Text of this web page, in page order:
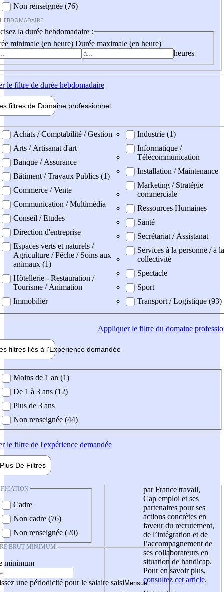
Non renseignée (76)
la durée hebdomadaire :
minimale (en heure) Durée maximale (en heure)
heures
le filtre de durée hebdomadaire
filtres de Domaine professionnel
professionel
Achats / Comptabilité / Gestion
Arts / Artisanat d'art
Banque / Assurance
Bâtiment / Travaux Publics (1)
Commerce / Vente
Communication / Multimédia
Conseil / Etudes
Direction d'entreprise
Espaces verts et naturels /
Agriculture / Pêche / Soins aux
animaux (1)
Hôtellerie - Restauration /
Tourisme / Animation
Immobilier
Industrie (1)
Informatique /
Télécommunication
Installation / Maintenance
Marketing / Stratégie
commerciale
Ressources Humaines
Santé
Secrétariat / Assistanat
Services à la personne / à la
collectivité
Spectacle
Sport
Transport / Logistique (93)
Appliquerle filtre du domaine
filtres liés à l'Expérience demandée
demandée
Moins de 1 an (1)
De 1 à 3 ans (12)
Plus de 3 ans
Non renseignée (44)
le filtre de l'expérience demandée
Plus De Filtres
Cadre
Non cadre (76)
Non renseignée (20)
BRUT MINIMUM
minimum
une périodicité pour le salaire saisi
par France travail,
Cap emploi et ses
partenaires pour ses
actions concrètes en
faveur du recrutement,
de l’intégration et de
l’accompagnement de
ses collaborateurs en
situation de handicap.
Pour en savoir plus,
consultez cet article.